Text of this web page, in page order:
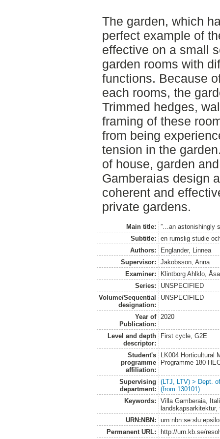
The garden, which
perfect example of
effective on a small
garden rooms with
functions. Because
each rooms, the
Trimmed hedges,
framing of these
from being
tension in the
of house, garden
Gamberaias design
coherent and
private gardens.
Main title:
”…an astonishingly
Subtitle:
en rumslig studie
Authors:
Englander, Linnea
Supervisor:
Jakobsson, Anna
Examiner:
Klintborg Ahlklo, Åsa
Series:
UNSPECIFIED
Volume/Sequential
designation:
UNSPECIFIED
Year of
Publication:
2020
Level and depth
descriptor:
First cycle, G2E
Student's
programme
affiliation:
LK004 Horticultural
Programme 180
Supervising
department:
(LTJ, LTV) > Dept.
(from 130101)
Keywords:
Villa Gamberaia,
landskapsarkitektur,
URN:NBN:
Permanent URL:
http://urn.kb.se/